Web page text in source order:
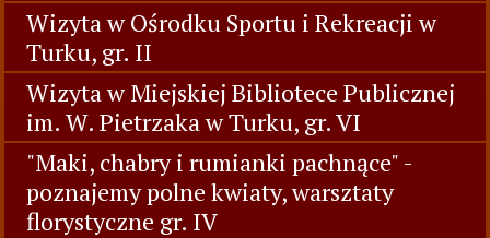
Wizyta w Ośrodku Sportu i Rekreacji w
Turku, gr. II
Wizyta w Miejskiej Bibliotece Publicznej
im. W. Pietrzaka w Turku, gr. VI
"Maki, chabry i rumianki pachnące" -
poznajemy polne kwiaty, warsztaty
florystyczne gr. IV